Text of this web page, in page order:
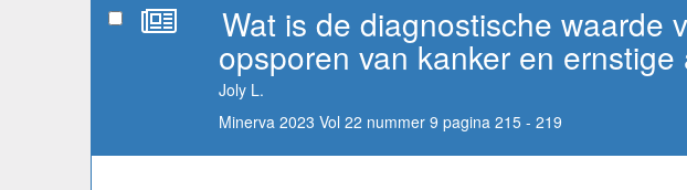
Wat is de diagnostische waarde
opsporen van kanker en
Joly L.
Minerva 2023 Vol 22 nummer 9 pagina 215 - 219